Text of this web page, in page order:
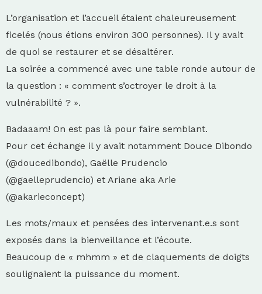
L’organisation et l’accueil étaient chaleureusement
ficelés (nous étions environ 300 personnes). Il y avait
de quoi se restaurer et se désaltérer.
La soirée a commencé avec une table ronde autour de
la question : « comment s’octroyer le droit à la
vulnérabilité ? ».
Badaaam! On est pas là pour faire semblant.
Pour cet échange il y avait notamment Douce Dibondo
(@doucedibondo), Gaëlle Prudencio
(@gaelleprudencio) et Ariane aka Arie
(@akarieconcept)
Les mots/maux et pensées des intervenant.e.s sont
exposés dans la bienveillance et l’écoute.
Beaucoup de « mhmm » et de claquements de doigts
soulignaient la puissance du moment.